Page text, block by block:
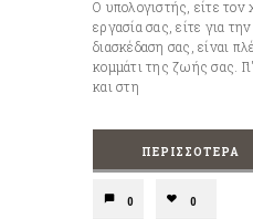
Ο υπολογιστής, είτε τον
εργασία σας, είτε για
διασκέδαση σας, είναι
κομμάτι της ζωής σας.
και στη
ΠΕΡΙΣΣΌΤΕΡΑ
0 0